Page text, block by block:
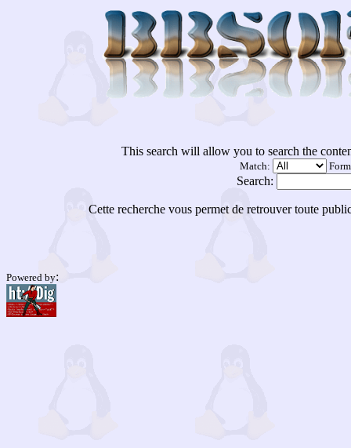
This search will allow you to search the
Match:
Search:
Cette recherche vous permet de retrouver toute
Powered by: